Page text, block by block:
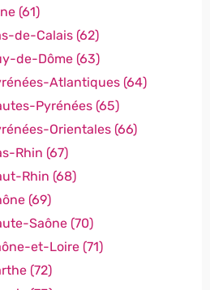
(61)
de-Calais (62)
de-Dôme (63)
Atlantiques (64)
Pyrénées (65)
Orientales (66)
Rhin (67)
Rhin (68)
(69)
Saône (70)
et-Loire (71)
(72)